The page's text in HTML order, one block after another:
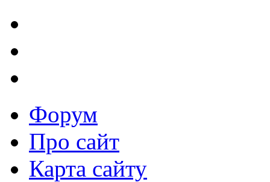
Форум
Про сайт
Карта сайту